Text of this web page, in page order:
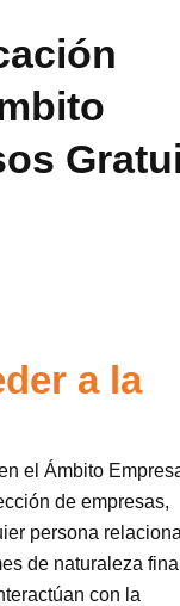
a la
el Ámbito
de empresas,
persona
de naturaleza
con la